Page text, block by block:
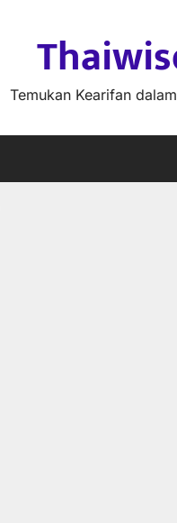
Temukan Kearifan